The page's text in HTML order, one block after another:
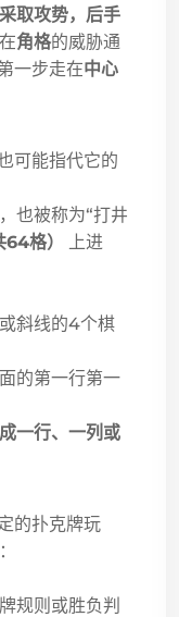
取攻势，后手
角格的威胁通
一步走在中心
可能指代它的
也被称为“打井
格）
上进
斜线的4个棋
的第一行第一
一行、一列或
的扑克牌玩
规则或胜负判